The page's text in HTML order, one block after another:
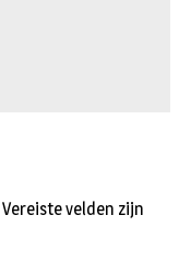
Vereiste velden zijn